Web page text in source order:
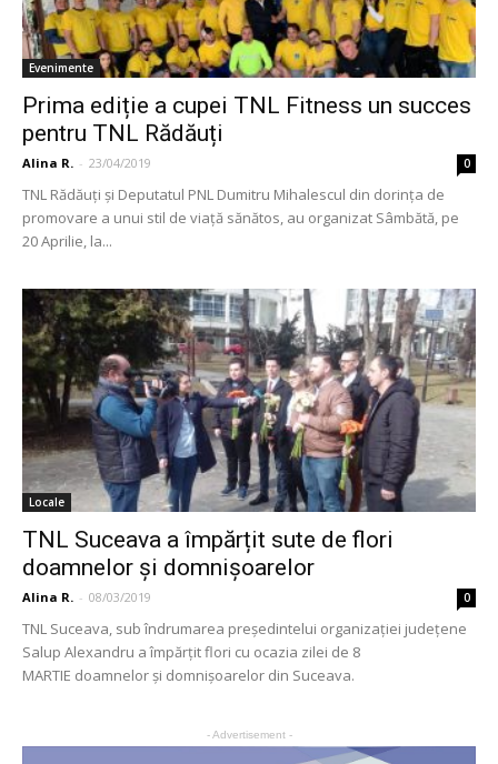
Evenimente
Prima ediție a cupei TNL Fitness un succes
pentru TNL Rădăuți
Alina R. - 23/04/2019 0
TNL Rădăuți și Deputatul PNL Dumitru Mihalescul din dorința de
promovare a unui stil de viață sănătos, au organizat Sâmbătă, pe
20 Aprilie, la...
Locale
TNL Suceava a împărțit sute de flori
doamnelor și domnișoarelor
Alina R. - 08/03/2019 0
TNL Suceava, sub îndrumarea președintelui organizației județene
Salup Alexandru a împărțit flori cu ocazia zilei de 8
MARTIE doamnelor și domnișoarelor din Suceava.
- Advertisement -